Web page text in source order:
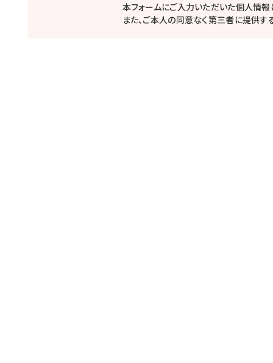
本フォームにご入力いただいた個人情
また、ご本人の同意なく第三者に提供す